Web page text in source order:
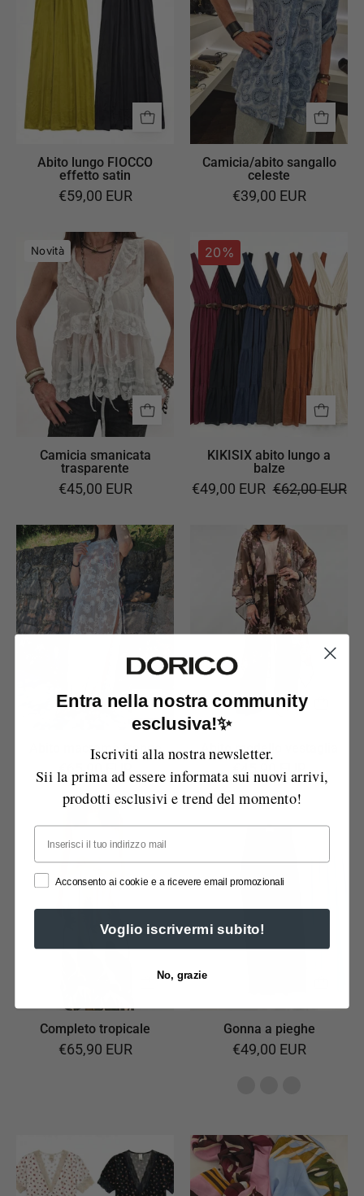
effetto
satin
Abito lungo FIOCCO
effetto satin
€59,00 EUR
Camicia/abito sangallo
celeste
€39,00 EUR
Camicia
smanicata
trasparente
Novità
Camicia smanicata
trasparente
€45,00 EUR
abito
lungo
a
balze
20%
KIKISIX abito lungo a
balze
€49,00 EUR €62,00 EUR
Abito
macramè
frange
Abito macramè frange
€65,90 EUR
Abito
modello
vestaglia
Abito modello vestaglia
€45,90 EUR
Completo tropicale
€65,90 EUR
Gonna a pieghe
€49,00 EUR
fiori
con
Foulard/Pareo
tropical
Entra nella nostra community
esclusiva!✨
Iscriviti alla nostra newsletter.
Sii la prima ad essere informata sui nuovi arrivi,
prodotti esclusivi e trend del momento!
Email
Acconsento ai cookie e a ricevere email promozionali
Voglio iscrivermi subito!
No, grazie